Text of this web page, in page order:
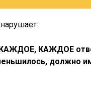
КАЖДОЕ
должно